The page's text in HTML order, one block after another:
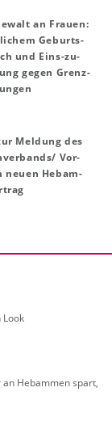
an Frau­en:
Ge­burts-
und Eins-zu-
gegen Grenz­
Mel­dung des
Vor­
neuen Heb­am­
Look
Heb­am­men spart,